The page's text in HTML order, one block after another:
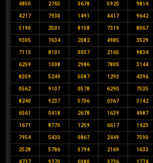
4850 2765 0678 5920 9814
4217 7930 1491 4417 9642
5190 2501 8158 7319 8067
9305 7634 2082 4985 3529
7113 8101 0057 2165 9834
6259 1008 2986 7805 3144
8359 5249 5087 1293 4396
0562 9107 0578 6290 7535
8240 9237 5706 0367 3142
6561 0418 2678 1639 4987
1671 8770 1259 6617 1423
7954 5430 0867 2449 7590
2528 5786 0794 2169 1633
4737 9270 6980 3736 1774